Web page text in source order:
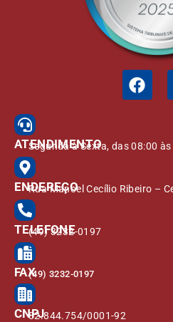
ATENDIMENTO
Segunda à Sexta, das 08:00
ENDEREÇO
Rua Manoel Cecílio Ribeiro –
TELEFONE
(49) 3232-0197
FAX(49) 3232-0197
CNPJ82.844.754/0001-92